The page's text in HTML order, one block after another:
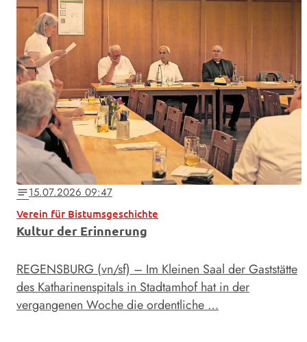
notes15.07.2026 09:47
Verein für Bistumsgeschichte
Kultur der Erinnerung
REGENSBURG (vn/sf) – Im Kleinen Saal der Gaststätte
des Katharinenspitals in Stadtamhof hat in der
vergangenen Woche die ordentliche …